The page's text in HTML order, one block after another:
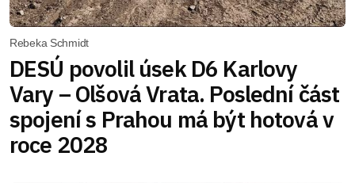
Rebeka Schmidt
DESÚ povolil úsek D6 Karlovy
Vary – Olšová Vrata. Poslední část
spojení s Prahou má být hotová v
roce 2028